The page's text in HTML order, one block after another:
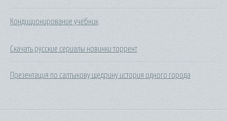
Кондиционирование учебник
Скачать русские сериалы новинки торрент
Презентация по салтыкову щедрину история одного города